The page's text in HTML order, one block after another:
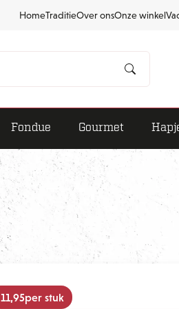
HomeTraditieOver onsOnze winkel
Fondue Gourmet
11,95per stuk